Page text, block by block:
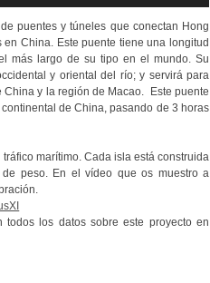
o
disminuir
el
volumen.
teclas
de
flecha
arriba/abajo
para
aumentar
o
volumen.
puentes y túneles que conectan Hong
en China. Este puente tiene una longitud
más largo de su tipo en el mundo. Su
y oriental del río; y servirá para
y la región de Macao.
Este puente
de China, pasando de 3 horas
marítimo. Cada isla está construida
peso. En el vídeo que os muestro a
los datos sobre este proyecto en